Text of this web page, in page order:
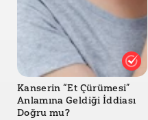
Kanserin “Et Çürümesi”
Anlamına Geldiği İddiası
Doğru mu?